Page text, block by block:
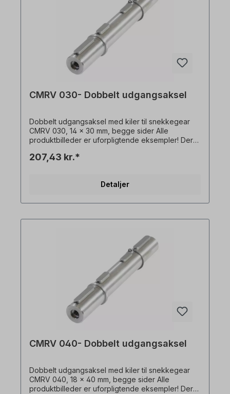
CMRV 030- Dobbelt udgangsaksel
Dobbelt udgangsaksel med kiler til snekkegear
CMRV 030, 14 x 30 mm, begge sider Alle
produktbilleder er uforpligtende eksempler! Der
207,43 kr.*
Detaljer
CMRV 040- Dobbelt udgangsaksel
Dobbelt udgangsaksel med kiler til snekkegear
CMRV 040, 18 x 40 mm, begge sider Alle
produktbilleder er uforpligtende eksempler! Der